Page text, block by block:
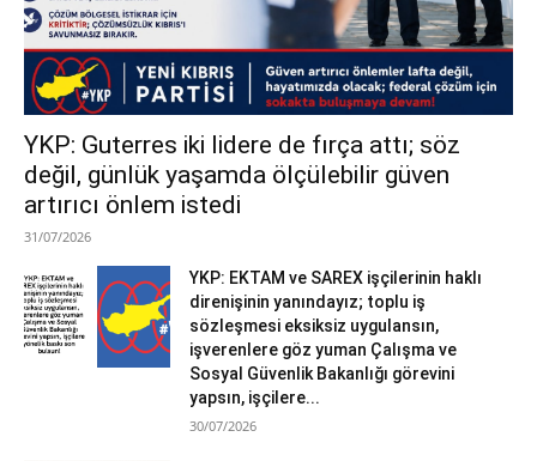
YKP: Guterres iki lidere de fırça attı; söz
değil, günlük yaşamda ölçülebilir güven
artırıcı önlem istedi
31/07/2026
YKP: EKTAM ve SAREX işçilerinin haklı
direnişinin yanındayız; toplu iş
sözleşmesi eksiksiz uygulansın,
işverenlere göz yuman Çalışma ve
Sosyal Güvenlik Bakanlığı görevini
yapsın, işçilere...
30/07/2026